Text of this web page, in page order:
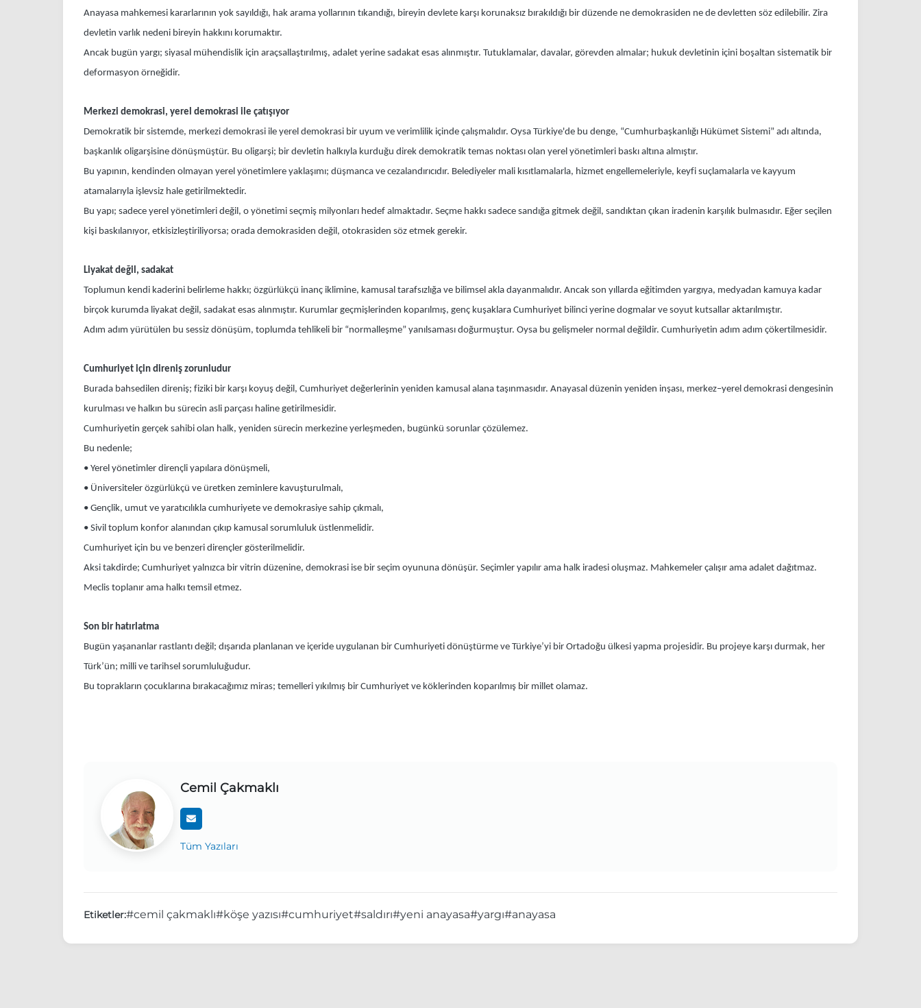
Anayasa mahkemesi kararlarının yok sayıldığı, hak arama yollarının tıkandığı, bireyin devlete karşı korunaksız bırakıldığı bir düzende ne demokrasiden ne de devletten söz edilebilir. Zira
devletin varlık nedeni bireyin hakkını korumaktır.
Ancak bugün yargı; siyasal mühendislik için araçsallaştırılmış, adalet yerine sadakat esas alınmıştır. Tutuklamalar, davalar, görevden almalar; hukuk devletinin içini boşaltan sistematik bir
deformasyon örneğidir.
Merkezi demokrasi, yerel demokrasi ile çatışıyor
Demokratik bir sistemde, merkezi demokrasi ile yerel demokrasi bir uyum ve verimlilik içinde çalışmalıdır. Oysa Türkiye'de bu denge, “Cumhurbaşkanlığı Hükümet Sistemi” adı altında,
başkanlık oligarşisine dönüşmüştür. Bu oligarşi; bir devletin halkıyla kurduğu direk demokratik temas noktası olan yerel yönetimleri baskı altına almıştır.
Bu yapının, kendinden olmayan yerel yönetimlere yaklaşımı; düşmanca ve cezalandırıcıdır. Belediyeler mali kısıtlamalarla, hizmet engellemeleriyle, keyfi suçlamalarla ve kayyum
atamalarıyla işlevsiz hale getirilmektedir.
Bu yapı; sadece yerel yönetimleri değil, o yönetimi seçmiş milyonları hedef almaktadır. Seçme hakkı sadece sandığa gitmek değil, sandıktan çıkan iradenin karşılık bulmasıdır. Eğer seçilen
kişi baskılanıyor, etkisizleştiriliyorsa; orada demokrasiden değil, otokrasiden söz etmek gerekir.
Liyakat değil, sadakat
Toplumun kendi kaderini belirleme hakkı; özgürlükçü inanç iklimine, kamusal tarafsızlığa ve bilimsel akla dayanmalıdır. Ancak son yıllarda eğitimden yargıya, medyadan kamuya kadar
birçok kurumda liyakat değil, sadakat esas alınmıştır. Kurumlar geçmişlerinden koparılmış, genç kuşaklara Cumhuriyet bilinci yerine dogmalar ve soyut kutsallar aktarılmıştır.
Adım adım yürütülen bu sessiz dönüşüm, toplumda tehlikeli bir “normalleşme” yanılsaması doğurmuştur. Oysa bu gelişmeler normal değildir. Cumhuriyetin adım adım çökertilmesidir.
Cumhuriyet için direniş zorunludur
Burada bahsedilen direniş; fiziki bir karşı koyuş değil, Cumhuriyet değerlerinin yeniden kamusal alana taşınmasıdır. Anayasal düzenin yeniden inşası, merkez–yerel demokrasi dengesinin
kurulması ve halkın bu sürecin asli parçası haline getirilmesidir.
Cumhuriyetin gerçek sahibi olan halk, yeniden sürecin merkezine yerleşmeden, bugünkü sorunlar çözülemez.
Bu nedenle;
• Yerel yönetimler dirençli yapılara dönüşmeli,
• Üniversiteler özgürlükçü ve üretken zeminlere kavuşturulmalı,
• Gençlik, umut ve yaratıcılıkla cumhuriyete ve demokrasiye sahip çıkmalı,
• Sivil toplum konfor alanından çıkıp kamusal sorumluluk üstlenmelidir.
Cumhuriyet için bu ve benzeri dirençler gösterilmelidir.
Aksi takdirde; Cumhuriyet yalnızca bir vitrin düzenine, demokrasi ise bir seçim oyununa dönüşür. Seçimler yapılır ama halk iradesi oluşmaz. Mahkemeler çalışır ama adalet dağıtmaz.
Meclis toplanır ama halkı temsil etmez.
Son bir hatırlatma
Bugün yaşananlar rastlantı değil; dışarıda planlanan ve içeride uygulanan bir Cumhuriyeti dönüştürme ve Türkiye’yi bir Ortadoğu ülkesi yapma projesidir. Bu projeye karşı durmak, her
Türk’ün; milli ve tarihsel sorumluluğudur.
Bu toprakların çocuklarına bırakacağımız miras; temelleri yıkılmış bir Cumhuriyet ve köklerinden koparılmış bir millet olamaz.
Cemil Çakmaklı
Tüm Yazıları
Etiketler:#cemil çakmaklı#köşe yazısı#cumhuriyet#saldırı#yeni anayasa#yargı#anayasa